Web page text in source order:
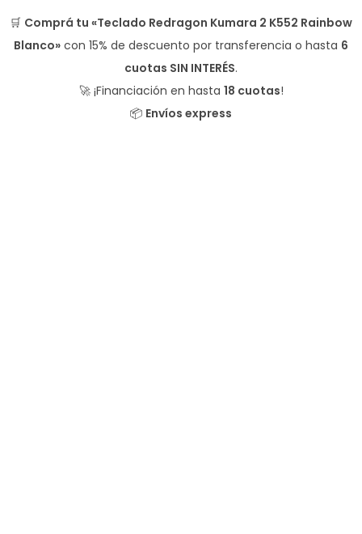
🛒 Comprá tu «Teclado Redragon Kumara 2 K552 Rainbow
Blanco» con 15% de descuento por transferencia o hasta 6
cuotas SIN INTERÉS.
🚀 ¡Financiación en hasta 18 cuotas!
📦 Envíos express